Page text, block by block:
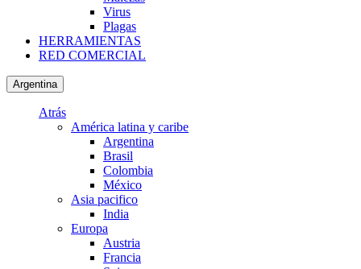
Virus
Plagas
HERRAMIENTAS
RED COMERCIAL
Argentina
Atrás
América latina y caribe
Argentina
Brasil
Colombia
México
Asia pacifico
India
Europa
Austria
Francia